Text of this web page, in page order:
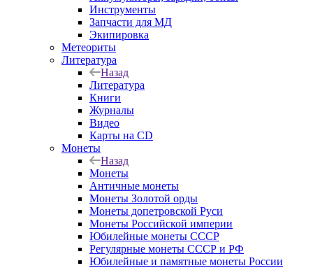
Инструменты
Запчасти для МД
Экипировка
Метеориты
Литература
Назад
Литература
Книги
Журналы
Видео
Карты на CD
Монеты
Назад
Монеты
Античные монеты
Монеты Золотой орды
Монеты допетровской Руси
Монеты Российской империи
Юбилейные монеты СССР
Регулярные монеты СССР и РФ
Юбилейные и памятные монеты России